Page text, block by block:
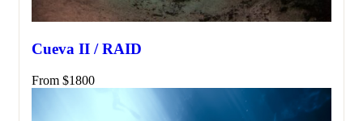
Cueva II / RAID
From $1800